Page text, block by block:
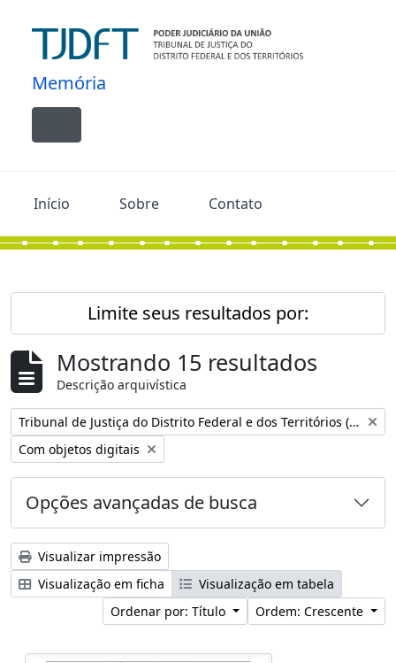
Memória
Toggle navigation
Início Sobre Contato
Limite seus resultados por:
Mostrando 15 resultados
Descrição arquivística
Remover filtro:
Tribunal de Justiça do Distrito Federal e dos Territórios (Brasil)
Remover filtro:
Com objetos digitais
Opções avançadas de busca
Visualizar impressão
Visualização em ficha
Visualização em tabela
Ordenar por: Título
Ordem: Crescente